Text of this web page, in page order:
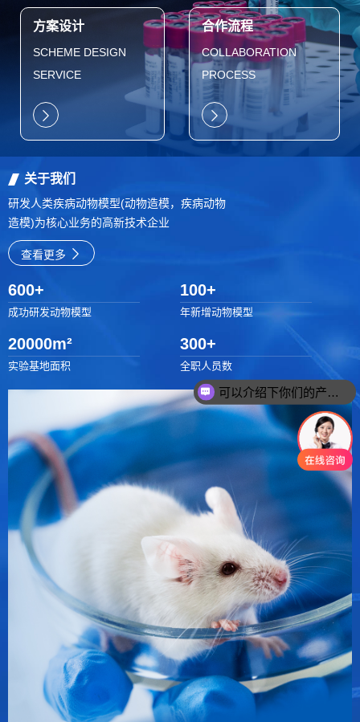
方案设计
SCHEME DESIGN
SERVICE
合作流程
COLLABORATION
PROCESS
关于我们
研发人类疾病动物模型(动物造模，疾病动物
造模)为核心业务的高新技术企业
查看更多
600+
成功研发动物模型
100+
年新增动物模型
20000m²
实验基地面积
300+
全职人员数